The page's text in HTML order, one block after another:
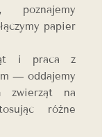
poznajemy
papier
i praca z
— oddajemy
zwierząt na
różne